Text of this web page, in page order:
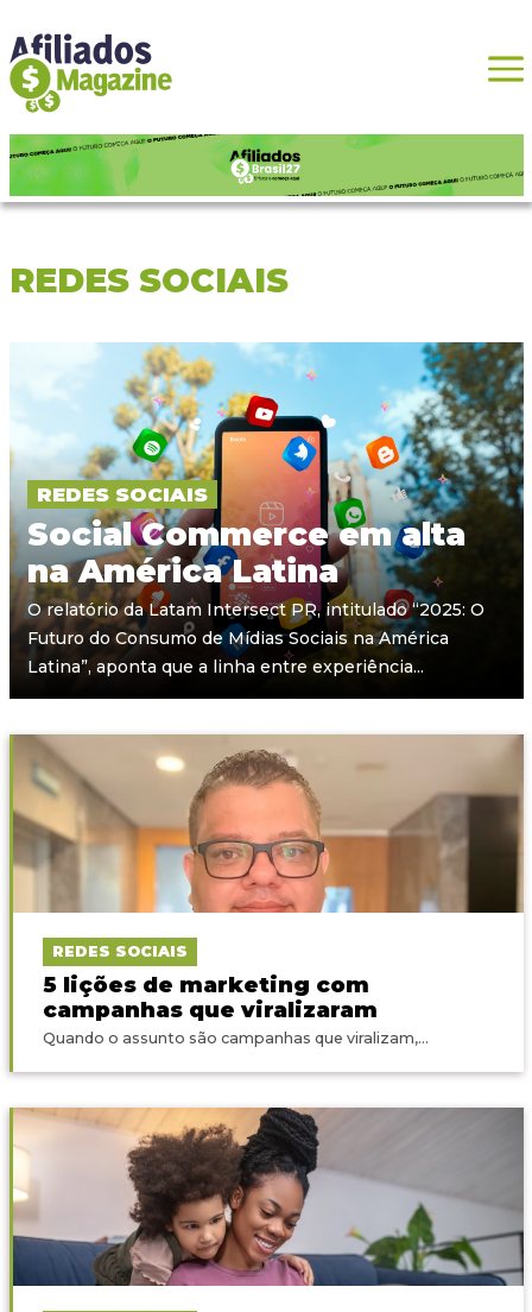
REDES SOCIAIS
REDES SOCIAIS
Social Commerce em alta
na América Latina
O relatório da Latam Intersect PR, intitulado “2025: O
Futuro do Consumo de Mídias Sociais na América
Latina”, aponta que a linha entre experiência...
REDES SOCIAIS
5 lições de marketing com
campanhas que viralizaram
Quando o assunto são campanhas que viralizam,...